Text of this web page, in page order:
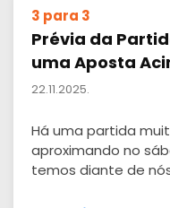
3 para 3
Prévia da
uma Aposta
22.11.2025.
Há uma partida
aproximando no
temos diante de